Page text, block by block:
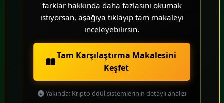
farklar hakkında daha fazlasını okumak
istiyorsan, aşağıya tıklayıp tam makaleyi
inceleyebilirsin.
Tam Karşılaştırma Makalesini
Keşfet
Yakında: Kripto ödül sistemlerinin detaylı analizi